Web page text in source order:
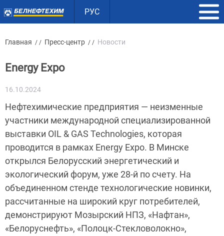
РУС
Главная / / Пресс-центр / / Новости
Energy Expo
16.10.2024
Нефтехимические предприятия — неизменные
участники международной специализированной
выставки OIL & GAS Technologies, которая
проводится в рамках Energy Expo. В Минске
открылся Белорусский энергетический и
экологический форум, уже 28-й по счету. На
объединенном стенде технологические новинки,
рассчитанные на широкий круг потребителей,
демонстрируют Мозырский НПЗ, «Нафтан»,
«Белоруснефть», «Полоцк-Стекловолокно»,